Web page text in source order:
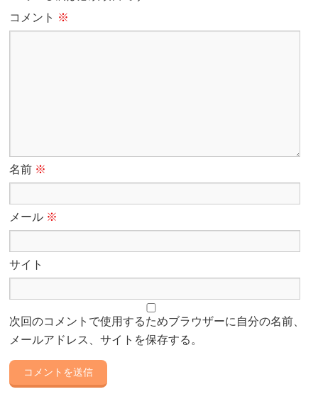
コメント ※
名前 ※
メール ※
サイト
次回のコメントで使用するためブラウザーに自分の名前、
メールアドレス、サイトを保存する。